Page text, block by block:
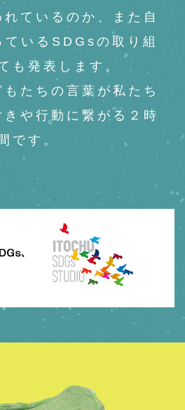
ているのか、また自
ているSDGsの取り組
も発表します。
たちの言葉が私たち
や行動に繋がる２時
です。